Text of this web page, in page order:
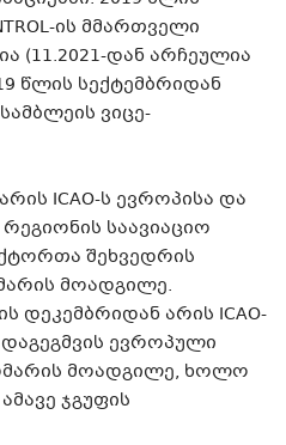
ის მმართველი
(11.2021-დან არჩეულია
წლის სექტემბრიდან
ვიცე-
ICAO-ს ევროპისა და
საავიაციო
შეხვედრის
მოადგილე.
დეკემბრიდან არის ICAO-
დაგეგმვის ევროპული
მოადგილე, ხოლო
ჯგუფის